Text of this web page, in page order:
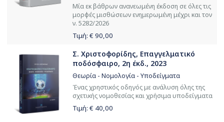
Μία εκ βάθρων ανανεωμένη έκδοση σε όλες τις
μορφές μισθώσεων ενημερωμένη μέχρι και τον
ν. 5282/2026
Τιμή: € 90,00
Σ. Χριστοφορίδης, Επαγγελματικό
ποδόσφαιρο, 2η έκδ., 2023
Θεωρία - Νομολογία - Υποδείγματα
Ένας χρηστικός οδηγός με ανάλυση όλης της
σχετικής νομοθεσίας και χρήσιμα υποδείγματα
Τιμή: € 40,00